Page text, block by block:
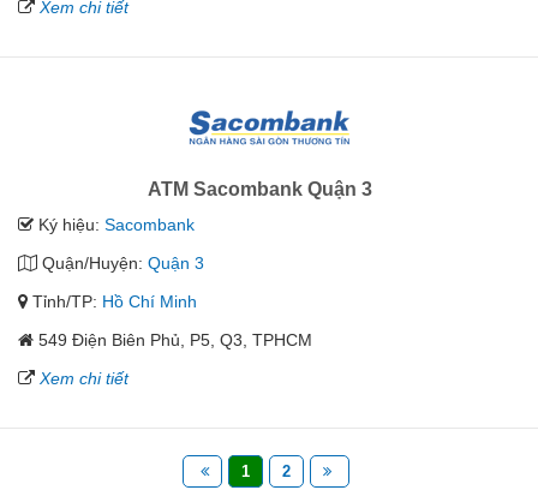
Xem chi tiết
ATM Sacombank Quận 3
Ký hiệu: Sacombank
Quận/Huyện: Quận 3
Tỉnh/TP: Hồ Chí Minh
549 Điện Biên Phủ, P5, Q3, TPHCM
Xem chi tiết
1 2